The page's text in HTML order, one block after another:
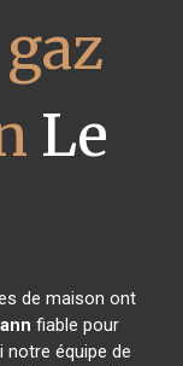
Le
de maison ont
fiable pour
équipe de